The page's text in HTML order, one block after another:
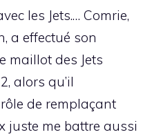
les Jets.… Comrie,
a effectué son
maillot des Jets
alors qu’il
de remplaçant
juste me battre aussi